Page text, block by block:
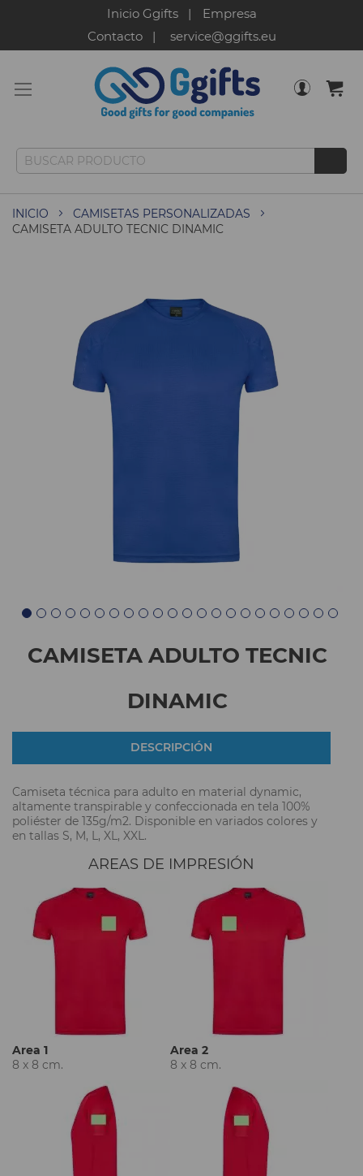
Inicio Ggifts
Empresa
Contacto
service@ggifts.eu
INICIO
CAMISETAS PERSONALIZADAS
CAMISETA ADULTO TECNIC DINAMIC
CAMISETA ADULTO TECNIC
DINAMIC
DESCRIPCIÓN
Camiseta técnica para adulto en material dynamic,
altamente transpirable y confeccionada en tela 100%
poliéster de 135g/m2. Disponible en variados colores y
en tallas S, M, L, XL, XXL.
AREAS DE IMPRESIÓN
Area 1
8 x 8 cm.
Area 2
8 x 8 cm.